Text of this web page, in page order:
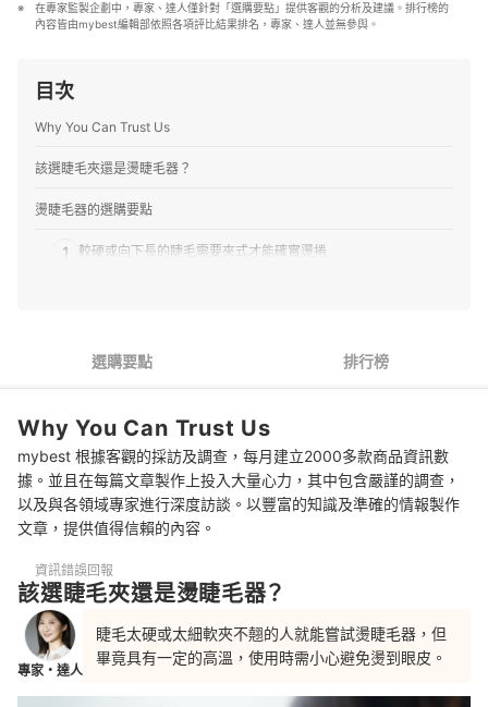
並參與兒童援助計劃，希望能以微薄之力對社會有所貢
獻。
在專家監製企劃中，專家、達人僅針對「選購要點」提供客觀的分析及建議。排行榜的
內容皆由mybest編輯部依照各項評比結果排名，專家、達人並無參與。
目次
Why You Can Trust Us
該選睫毛夾還是燙睫毛器？
燙睫毛器的選購要點
1 較硬或向下長的睫毛需要夾式才能確實燙捲
4 會攜帶外出應選電池式較方便，但溫度穩定性不如插電式
燙睫毛器 推薦排行榜
接睫毛可以用燙睫毛器嗎？
燙睫毛器怎麼清？
總結
選購要點 排行榜
Why You Can Trust Us
mybest 根據客觀的採訪及調查，每月建立2000多款商品資訊數
據。並且在每篇文章製作上投入大量心力，其中包含嚴謹的調查，
以及與各領域專家進行深度訪談。以豐富的知識及準確的情報製作
文章，提供值得信賴的內容。
資訊錯誤回報
該選睫毛夾還是燙睫毛器？
專家・達人
睫毛太硬或太細軟夾不翹的人就能嘗試燙睫毛器，但
畢竟具有一定的高溫，使用時需小心避免燙到眼皮。